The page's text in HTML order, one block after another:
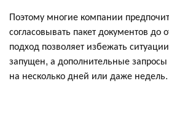
Поэтому многие компании
согласовывать пакет документов до
подход позволяет избежать
запущен, а дополнительные
на несколько дней или даже недель.